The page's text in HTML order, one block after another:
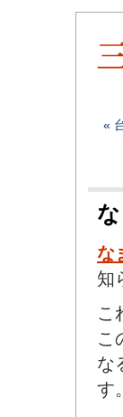
«
な
知
こ
こ
な
す。